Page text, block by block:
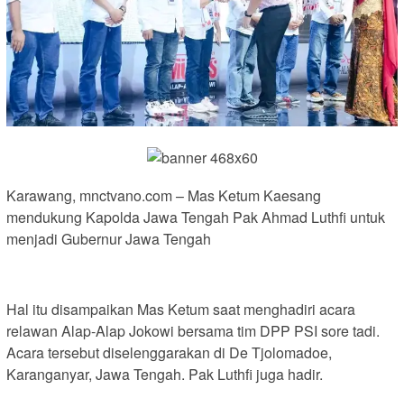
Karawang, mnctvano.com – Mas Ketum Kaesang
mendukung Kapolda Jawa Tengah Pak Ahmad Luthfi untuk
menjadi Gubernur Jawa Tengah
Hal itu disampaikan Mas Ketum saat menghadiri acara
relawan Alap-Alap Jokowi bersama tim DPP PSI sore tadi.
Acara tersebut diselenggarakan di De Tjolomadoe,
Karanganyar, Jawa Tengah. Pak Luthfi juga hadir.